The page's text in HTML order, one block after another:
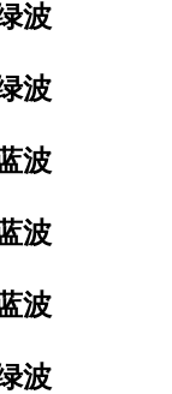
波
波
波
波
波
波